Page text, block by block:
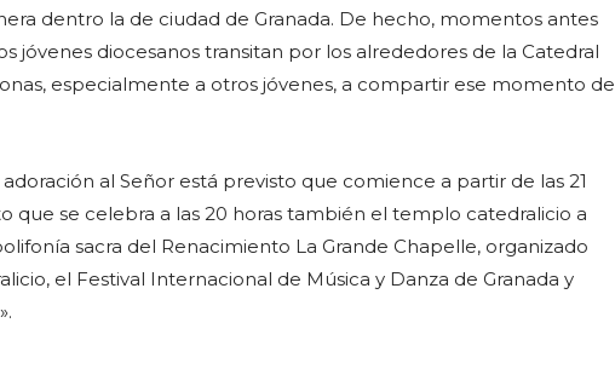
dentro la de ciudad de Granada. De hecho, momentos antes
jóvenes diocesanos transitan por los alrededores de la Catedral
especialmente a otros jóvenes, a compartir ese momento de
al Señor está previsto que comience a partir de las 21
que se celebra a las 20 horas también el templo catedralicio a
sacra del Renacimiento La Grande Chapelle, organizado
el Festival Internacional de Música y Danza de Granada y